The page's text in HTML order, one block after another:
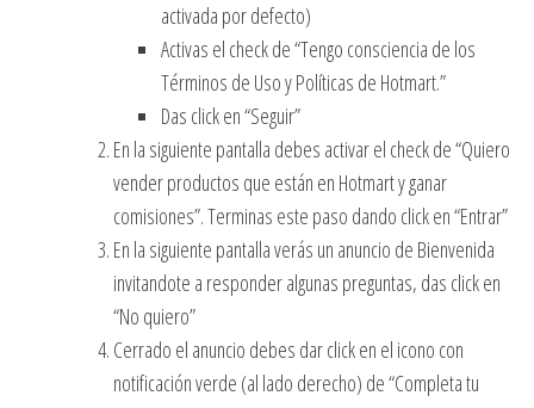
activada por defecto)
Activas el check de “Tengo consciencia de los
Términos de Uso y Políticas de Hotmart.”
Das click en “Seguir”
En la siguiente pantalla debes activar el check de “Quiero
vender productos que están en Hotmart y ganar
comisiones”. Terminas este paso dando click en “Entrar”
En la siguiente pantalla verás un anuncio de Bienvenida
invitandote a responder algunas preguntas, das click en
“No quiero”
Cerrado el anuncio debes dar click en el icono con
notificación verde (al lado derecho) de “Completa tu